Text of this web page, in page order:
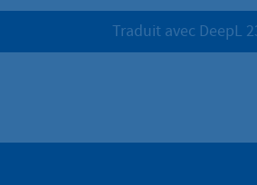
Traduit avec DeepL